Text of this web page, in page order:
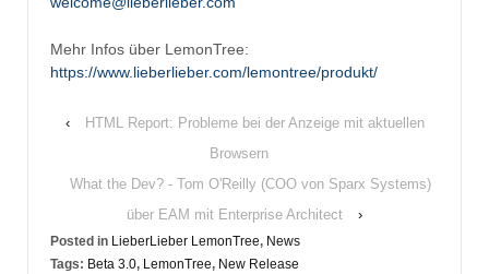
Mehr Infos über LemonTree:
https://www.lieberlieber.com/lemontree/produkt/
‹
HTML Report: Probleme bei der Anzeige mit aktuellen
Browsern
What the Dev? - Tom O'Reilly (COO von Sparx Systems)
über EAM mit Enterprise Architect
›
Posted in LieberLieber LemonTree, News
Tags: Beta 3.0, LemonTree, New Release